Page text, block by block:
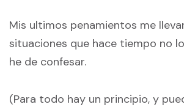
Mis ultimos penamientos me
situaciones que hace tiempo no
he de confesar.
(Para todo hay un principio, y